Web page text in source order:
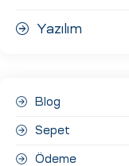
Yazılım
Blog
Sepet
Ödeme